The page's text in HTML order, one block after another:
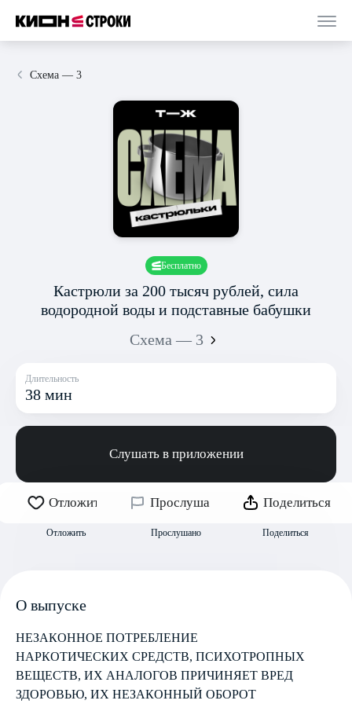
Схема — 3
Бесплатно
Кастрюли за 200 тысяч рублей, сила
водородной воды и подставные бабушки
Схема — 3
Длительность
38 мин
Слушать в приложении
Отложить
Отложить
Прослушано
Прослушано
Поделиться
Поделиться
О выпуске
НЕЗАКОННОЕ ПОТРЕБЛЕНИЕ
НАРКОТИЧЕСКИХ СРЕДСТВ, ПСИХОТРОПНЫХ
ВЕЩЕСТВ, ИХ АНАЛОГОВ ПРИЧИНЯЕТ ВРЕД
ЗДОРОВЬЮ, ИХ НЕЗАКОННЫЙ ОБОРОТ